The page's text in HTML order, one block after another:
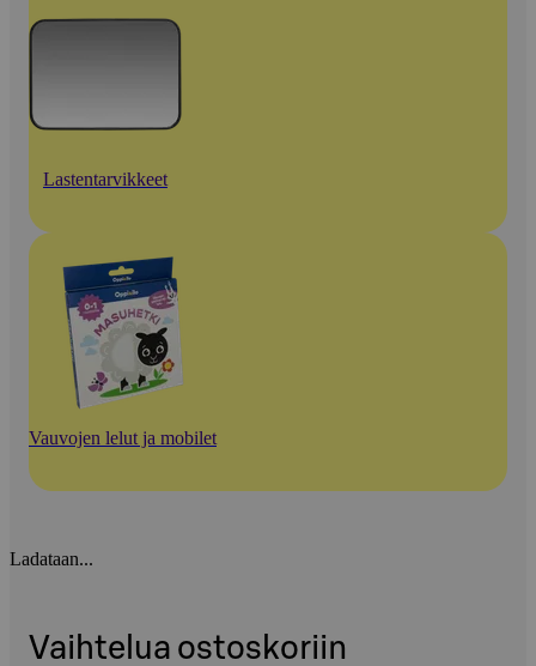
Lastentarvikkeet
Vauvojen lelut ja mobilet
Ladataan...
Vaihtelua ostoskoriin